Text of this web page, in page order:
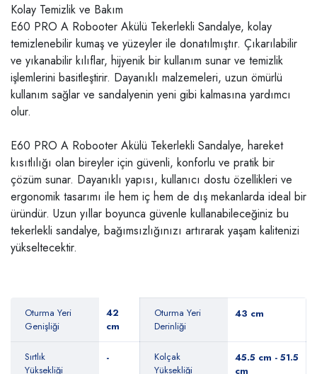
Kolay Temizlik ve Bakım
E60 PRO A Robooter Akülü Tekerlekli Sandalye, kolay
temizlenebilir kumaş ve yüzeyler ile donatılmıştır. Çıkarılabilir
ve yıkanabilir kılıflar, hijyenik bir kullanım sunar ve temizlik
işlemlerini basitleştirir. Dayanıklı malzemeleri, uzun ömürlü
kullanım sağlar ve sandalyenin yeni gibi kalmasına yardımcı
olur.
E60 PRO A Robooter Akülü Tekerlekli Sandalye, hareket
kısıtlılığı olan bireyler için güvenli, konforlu ve pratik bir
çözüm sunar. Dayanıklı yapısı, kullanıcı dostu özellikleri ve
ergonomik tasarımı ile hem iç hem de dış mekanlarda ideal bir
üründür. Uzun yıllar boyunca güvenle kullanabileceğiniz bu
tekerlekli sandalye, bağımsızlığınızı artırarak yaşam kalitenizi
yükseltecektir.
Oturma Yeri
Genişliği
42
cm
Oturma Yeri
Derinliği
43 cm
Sırtlık
Yüksekliği
-
Kolçak
Yüksekliği
45.5 cm - 51.5
cm